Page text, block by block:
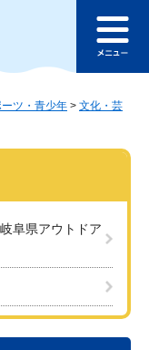
ュ
ツ・青少年 > 文化・芸
阜県アウトドア